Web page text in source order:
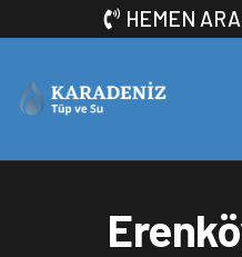
HEMEN